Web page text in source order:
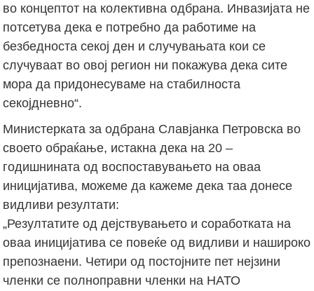
во концептот на колективна одбрана. Инвазијата не
потсетува дека е потребно да работиме на
безбедноста секој ден и случувањата кои се
случуваат во овој регион ни покажува дека сите
мора да придонесуваме на стабилноста
секојдневно“.
Министерката за одбрана Славјанка Петровска во
своето обраќање, истакна дека на 20 –
годишнината од воспоставувањето на оваа
иницијатива, можеме да кажеме дека таа донесе
видливи резултати:
„Резултатите од дејствувањето и соработката на
оваа иницијатива се повеќе од видливи и нашироко
препознаени. Четири од постојните пет нејзини
членки се полноправни членки на НАТО